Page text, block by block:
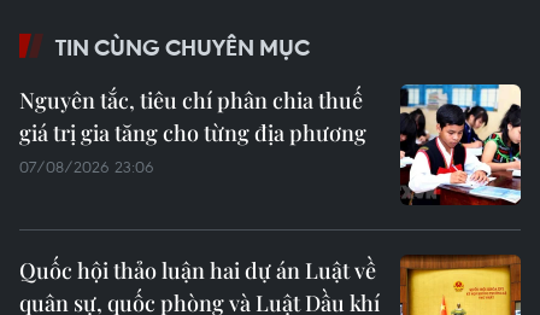
TIN CÙNG CHUYÊN MỤC
Nguyên tắc, tiêu chí phân chia thuế
giá trị gia tăng cho từng địa phương
07/08/2026 23:06
Quốc hội thảo luận hai dự án Luật về
quân sự, quốc phòng và Luật Dầu khí